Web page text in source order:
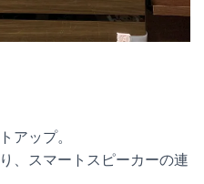
アップ。
、スマートスピーカーの連